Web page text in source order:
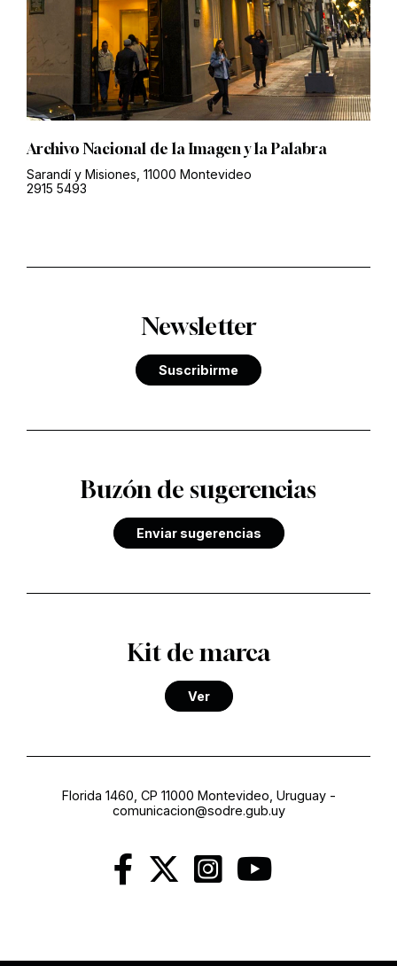
Archivo Nacional de la Imagen y la Palabra
Sarandí y Misiones, 11000 Montevideo
2915 5493
Newsletter
Suscribirme
Buzón de sugerencias
Enviar sugerencias
Kit de marca
Ver
Florida 1460, CP 11000 Montevideo, Uruguay-
comunicacion@sodre.gub.uy